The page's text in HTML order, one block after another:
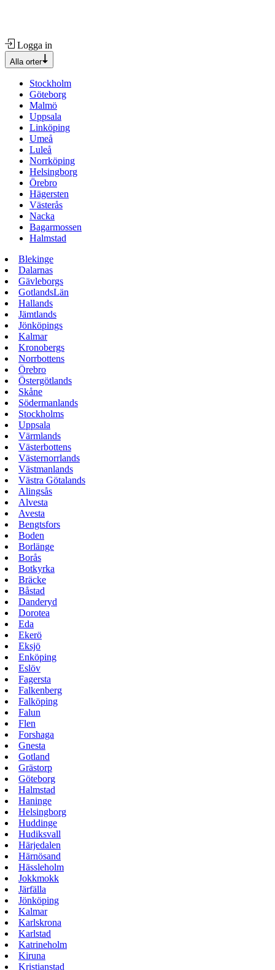
Logga in
Alla orter
Stockholm
Göteborg
Malmö
Uppsala
Linköping
Umeå
Luleå
Norrköping
Helsingborg
Örebro
Hägersten
Västerås
Nacka
Bagarmossen
Halmstad
Blekinge
Dalarnas
Gävleborgs
GotlandsLän
Hallands
Jämtlands
Jönköpings
Kalmar
Kronobergs
Norrbottens
Örebro
Östergötlands
Skåne
Södermanlands
Stockholms
Uppsala
Värmlands
Västerbottens
Västernorrlands
Västmanlands
Västra Götalands
Alingsås
Alvesta
Avesta
Bengtsfors
Boden
Borlänge
Borås
Botkyrka
Bräcke
Båstad
Danderyd
Dorotea
Eda
Ekerö
Eksjö
Enköping
Eslöv
Fagersta
Falkenberg
Falköping
Falun
Flen
Forshaga
Gnesta
Gotland
Grästorp
Göteborg
Halmstad
Haninge
Helsingborg
Huddinge
Hudiksvall
Härjedalen
Härnösand
Hässleholm
Jokkmokk
Järfälla
Jönköping
Kalmar
Karlskrona
Karlstad
Katrineholm
Kiruna
Kristianstad